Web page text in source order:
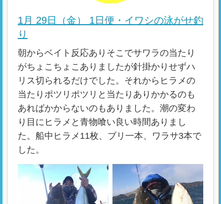
1月 29日（金） 1日便・イワシの泳がせ釣
り
朝からベイト反応ありそこでサワラの当たり
がちょこちょこありましたが針掛かりせずハ
リス切られるだけでした。それからヒラメの
当たりポツリポツリと当たりありかかるのも
あればかからないのもありました。潮の変わ
り目にヒラメと青物喰い良い時間ありまし
た。船中ヒラメ11枚、ブリ一本、ワラサ3本で
した。